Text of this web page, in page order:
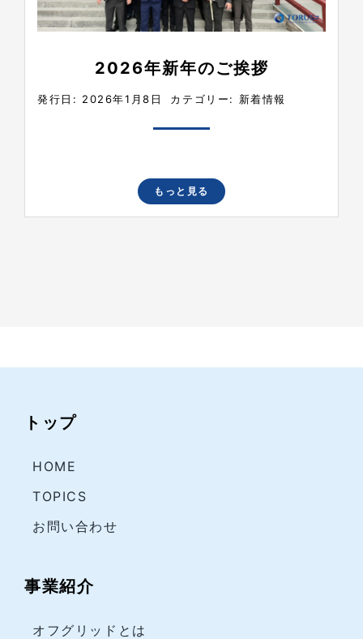
2026年新年のご挨拶
発行日: 2026年1月8日 カテゴリー: 新着情報
もっと見る
トップ
HOME
TOPICS
お問い合わせ
事業紹介
オフグリッドとは